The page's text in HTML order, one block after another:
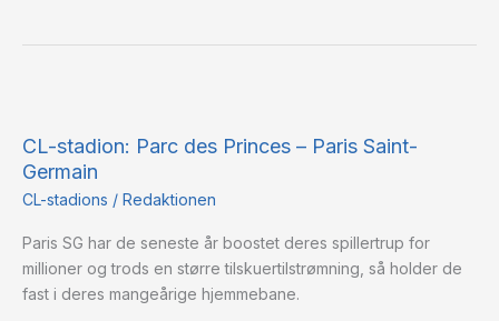
CL-stadion: Parc des Princes – Paris Saint-
Germain
CL-stadions / Redaktionen
Paris SG har de seneste år boostet deres spillertrup for
millioner og trods en større tilskuertilstrømning, så holder de
fast i deres mangeårige hjemmebane.
Parc
des
Princes
Paris
Saint-
Germain